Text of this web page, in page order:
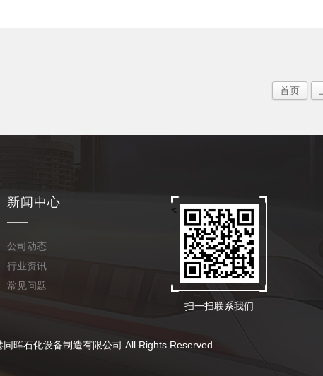
首页
新闻中心
公司动态
行业资讯
常见问题
扫一扫联系我们
<
化设备制造有限公司 All Rights Reserved.